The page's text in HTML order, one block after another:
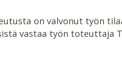
on valvonut työn
vastaa työn toteuttaja